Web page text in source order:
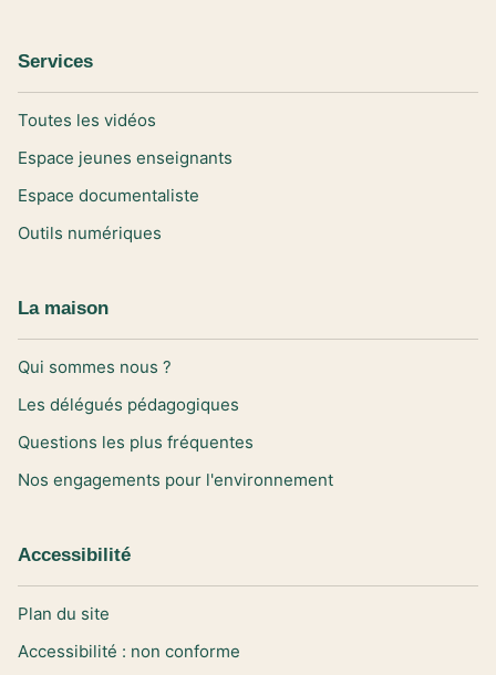
Services
Toutes les vidéos
Espace jeunes enseignants
Espace documentaliste
Outils numériques
La maison
Qui sommes nous ?
Les délégués pédagogiques
Questions les plus fréquentes
Nos engagements pour l'environnement
Accessibilité
Plan du site
Accessibilité : non conforme